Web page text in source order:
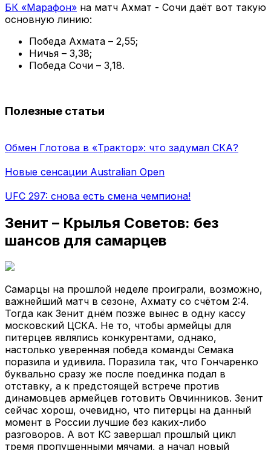
БК «Марафон» на матч Ахмат - Сочи даёт вот такую
основную линию:
Победа Ахмата – 2,55;
Ничья – 3,38;
Победа Сочи – 3,18.
Полезные статьи
Обмен Глотова в «Трактор»: что задумал СКА?
Новые сенсации Australian Open
UFC 297: снова есть смена чемпиона!
Зенит – Крылья Советов: без
шансов для самарцев
Самарцы на прошлой неделе проиграли, возможно,
важнейший матч в сезоне, Ахмату со счётом 2:4.
Тогда как Зенит днём позже вынес в одну кассу
московский ЦСКА. Не то, чтобы армейцы для
питерцев являлись конкурентами, однако,
настолько уверенная победа команды Семака
поразила и удивила. Поразила так, что Гончаренко
буквально сразу же после поединка подал в
отставку, а к предстоящей встрече против
динамовцев армейцев готовить Овчинников. Зенит
сейчас хорош, очевидно, что питерцы на данный
момент в России лучшие без каких-либо
разговоров. А вот КС завершал прошлый цикл
тремя пропущенными мячами, а начал новый